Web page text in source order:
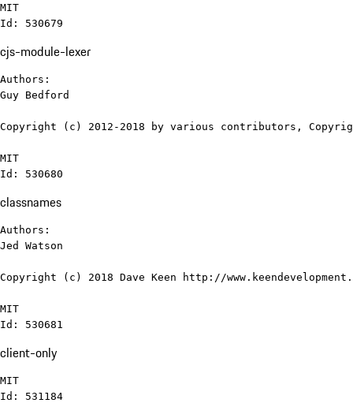
MIT
Id: 530679
cjs-module-lexer
Authors:
Guy Bedford
Copyright (c) 2012-2018 by various contributors,
MIT
Id: 530680
classnames
Authors:
Jed Watson
Copyright (c) 2018 Dave Keen http://
MIT
Id: 530681
client-only
MIT
Id: 531184